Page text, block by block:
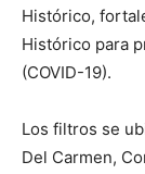
Histórico,
Histórico para
(COVID-19).
Los filtros se
Del Carmen,